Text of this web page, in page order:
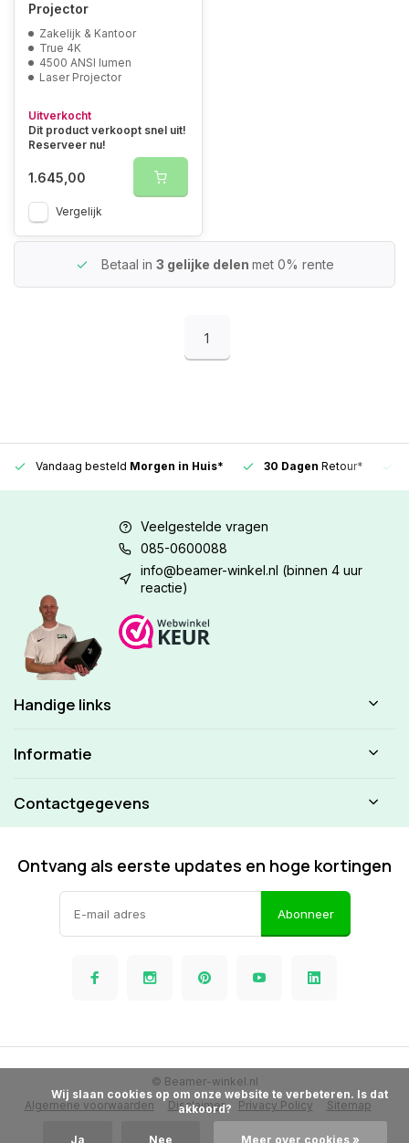
Projector
Zakelijk & Kantoor
True 4K
4500 ANSI lumen
Laser Projector
Uitverkocht
Dit product verkoopt snel uit!
Reserveer nu!
1.645,00
Vergelijk
Betaal in 3 gelijke delen met 0% rente
1
Vandaag besteld Morgen in Huis* 30 Dagen Retour*
Veelgestelde vragen
085-0600088
info@beamer-winkel.nl (binnen 4 uur
reactie)
Handige links
Informatie
Contactgegevens
Ontvang als eerste updates en hoge kortingen
Abonneer
Algemene voorwaarden Disclaimer Privacy Policy Sitemap
© Beamer-winkel.nl
akkoord?
Ja Nee Meer over cookies »